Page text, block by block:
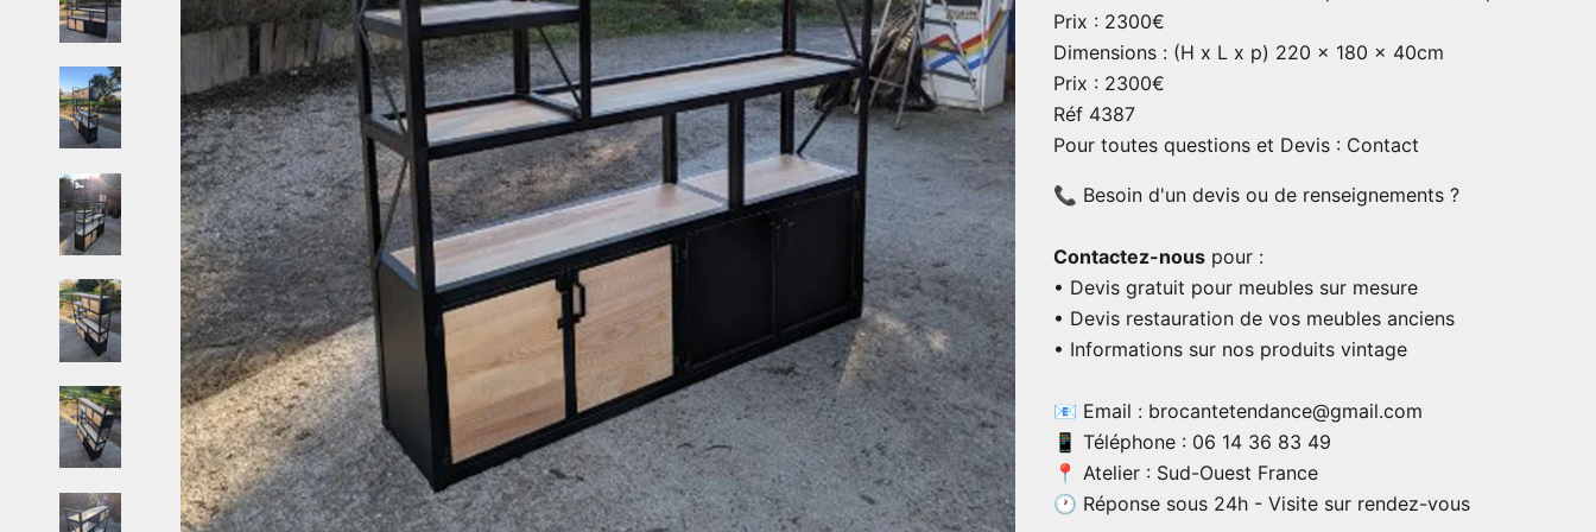
Prix ​​: 2300€
Dimensions : (H x L x p) 220 x 180 x 40cm
Prix ​​: 2300€
Réf 4387
Pour toutes questions et Devis : Contact
📞 Besoin d'un devis ou de renseignements ?
Contactez-nous pour :
• Devis gratuit pour meubles sur mesure
• Devis restauration de vos meubles anciens
• Informations sur nos produits vintage
📧 Email : brocantetendance@gmail.com
📱 Téléphone : 06 14 36 83 49
📍 Atelier : Sud-Ouest France
🕐 Réponse sous 24h - Visite sur rendez-vous